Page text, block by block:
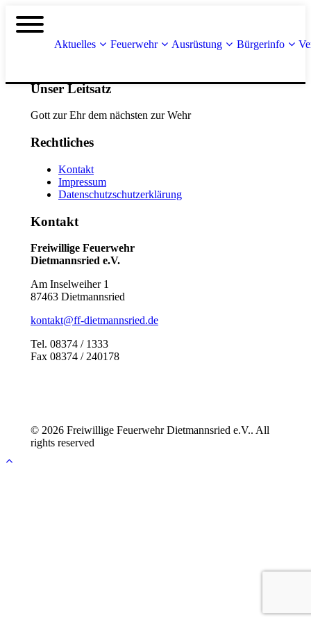
Aktuelles Feuerwehr Ausrüstung Bürgerinfo
Unser Leitsatz
Gott zur Ehr dem nächsten zur Wehr
Rechtliches
Kontakt
Impressum
Datenschutzschutzerklärung
Kontakt
Freiwillige Feuerwehr
Dietmannsried e.V.
Am Inselweiher 1
87463 Dietmannsried
kontakt@ff-dietmannsried.de
Tel. 08374 / 1333
Fax 08374 / 240178
© 2026 Freiwillige Feuerwehr Dietmannsried e.V.. All
rights reserved